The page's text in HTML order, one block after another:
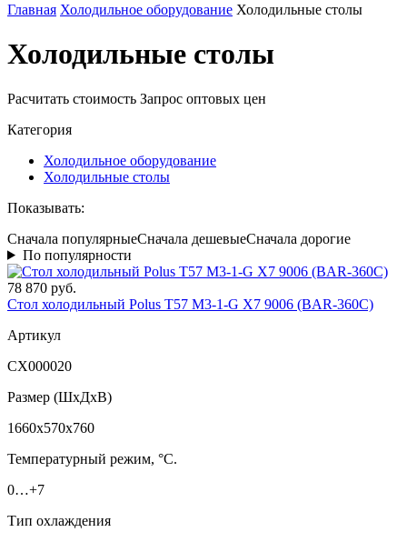
Главная Холодильное оборудование Холодильные столы
Холодильные столы
Расчитать стоимость Запрос оптовых цен
Категория
Холодильное оборудование
Холодильные столы
Показывать:
Сначала популярныеСначала дешевыеСначала дорогие
По популярности
78 870 руб.
Стол холодильный Polus T57 M3-1-G X7 9006 (BAR-360С)
Артикул
СХ000020
Размер (ШxДхВ)
1660x570x760
Температурный режим, °C.
0…+7
Тип охлаждения